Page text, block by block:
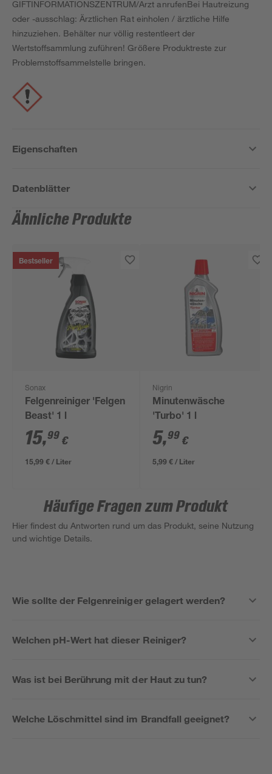
GIFTINFORMATIONSZENTRUM/Arzt anrufenBei Hautreizung
oder -ausschlag: Ärztlichen Rat einholen / ärztliche Hilfe
hinzuziehen. Behälter nur völlig restentleert der
Wertstoffsammlung zuführen! Größere Produktreste zur
Problemstoffsammelstelle bringen.
Eigenschaften
Datenblätter
Ähnliche Produkte
Bestseller
Sonax
Felgenreiniger 'Felgen
Beast' 1 l
15,99 €
15,99 € / Liter
Nigrin
Minutenwäsche
'Turbo' 1 l
5,99 €
5,99 € / Liter
Häufige Fragen zum Produkt
Hier findest du Antworten rund um das Produkt, seine Nutzung
und wichtige Details.
Wie sollte der Felgenreiniger gelagert werden?
Welchen pH-Wert hat dieser Reiniger?
Was ist bei Berührung mit der Haut zu tun?
Welche Löschmittel sind im Brandfall geeignet?